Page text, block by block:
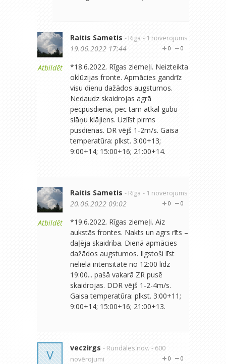
Atbildēt
Raitis Sametis - Rīga - 1 novērojums
0
0
19.06.2022 17:44
*18.6.2022. Rīgas ziemeļi. Neizteikta
oklūzijas fronte. Apmācies gandrīz
visu dienu dažādos augstumos.
Nedaudz skaidrojas agrā
pēcpusdienā, pēc tam atkal gubu-
slāņu klājiens. Uzlīst pirms
pusdienas. DR vējš 1-2m/s. Gaisa
temperatūra: plkst. 3:00+13;
9:00+14; 15:00+16; 21:00+14.
Atbildēt
Raitis Sametis - Rīga - 1 novērojums
0
0
20.06.2022 09:02
*19.6.2022. Rīgas ziemeļi. Aiz
aukstās frontes. Nakts un agrs rīts –
daļēja skaidrība. Dienā apmācies
dažādos augstumos. Ilgstoši līst
nelielā intensitātē no 12:00 līdz
19:00... pašā vakarā ZR pusē
skaidrojas. DDR vējš 1-2-4m/s.
Gaisa temperatūra: plkst. 3:00+11;
9:00+14; 15:00+16; 21:00+13.
V veczirgs - Rundāles nov. - 600
novērojumi
0
0